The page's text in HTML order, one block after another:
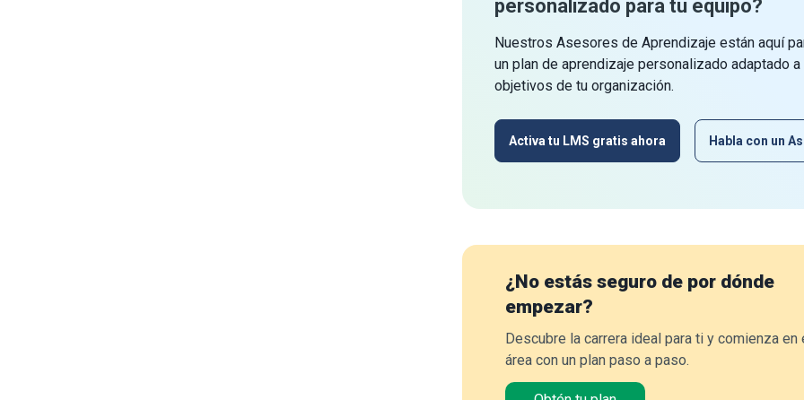
personalizado para tu equipo?
Nuestros Asesores de Aprendizaje están aquí
un plan de aprendizaje personalizado adaptado
objetivos de tu organización.
Activa tu LMS gratis ahora Habla con un
¿No estás seguro de por dónde
empezar?
Descubre la carrera ideal para ti y comienza en
área con un plan paso a paso.